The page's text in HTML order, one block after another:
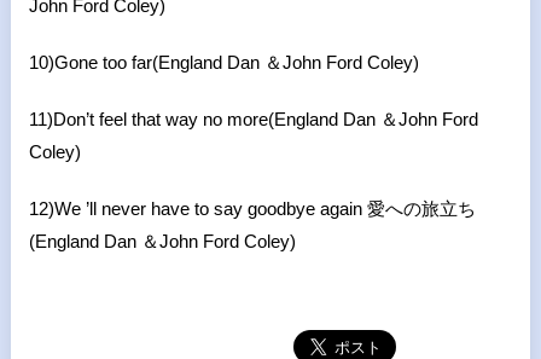
John Ford Coley)
10)Gone too far(England Dan ＆John Ford Coley)
11)Don’t feel that way no more(England Dan ＆John Ford
Coley)
12)We ’ll never have to say goodbye again 愛への旅立ち
(England Dan ＆John Ford Coley)